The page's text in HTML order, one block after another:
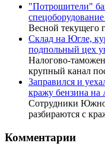
"Потрошители"
Весной текущего
Склад на Югле,
подпольный цех
Налогово-
крупный канал
Заправился и
кражу бензина на
Сотрудники
разбираются с
Комментарии